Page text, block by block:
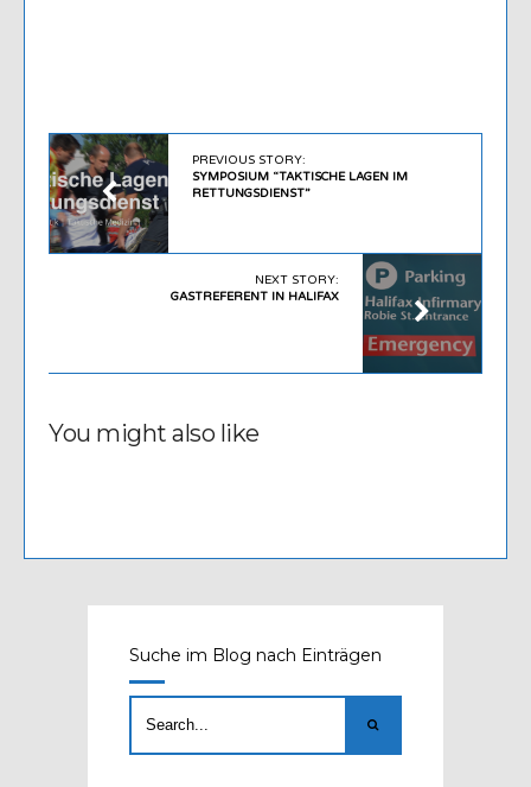
PREVIOUS STORY:
SYMPOSIUM “TAKTISCHE LAGEN IM
RETTUNGSDIENST”
NEXT STORY:
GASTREFERENT IN HALIFAX
You might also like
Suche im Blog nach Einträgen